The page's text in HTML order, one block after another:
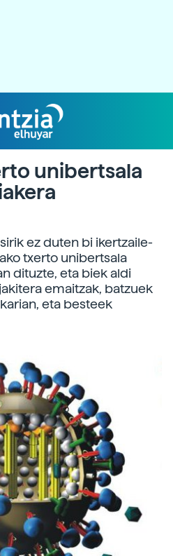
unibertsala
ez duten bi ikertzaile-
txerto unibertsala
dituzte, eta biek aldi
emaitzak, batzuek
eta besteek